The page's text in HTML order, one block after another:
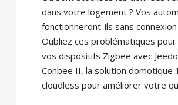
dans votre logement ? Vos
fonctionneront-ils sans
Oubliez ces problématiques
vos dispositifs Zigbee avec
Conbee II, la solution domotique
cloudless pour améliorer votre